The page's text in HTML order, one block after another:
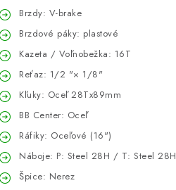
Brzdy: V-brake
Brzdové páky: plastové
Kazeta / Voľnobežka: 16T
Reťaz: 1/2 "× 1/8"
Kľuky: Oceľ 28Tx89mm
BB Center: Oceľ
Ráfiky: Oceľové (16")
Náboje: P: Steel 28H / T: Steel 28H
Špice: Nerez